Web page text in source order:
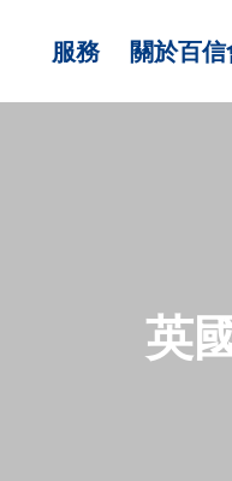
服務 關於百
英